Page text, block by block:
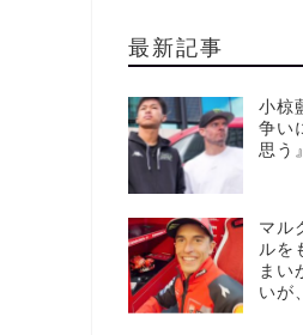
最新記事
小椋
争い
思う』
マル
ルを
まい
いが